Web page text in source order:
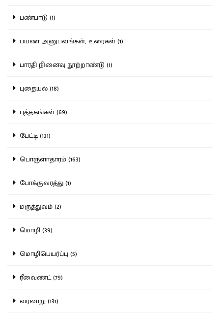
பண்பாடு (1)
பயண அனுபவங்கள், உரைகள் (1)
பாரதி நினைவு நூற்றாண்டு (1)
புதையல் (18)
புத்தகங்கள் (69)
பேட்டி (131)
பொருளாதாரம் (163)
போக்குவரத்து (1)
மருத்துவம் (2)
மொழி (39)
மொழிபெயர்ப்பு (5)
ரீவைண்ட் (79)
வரலாறு (131)